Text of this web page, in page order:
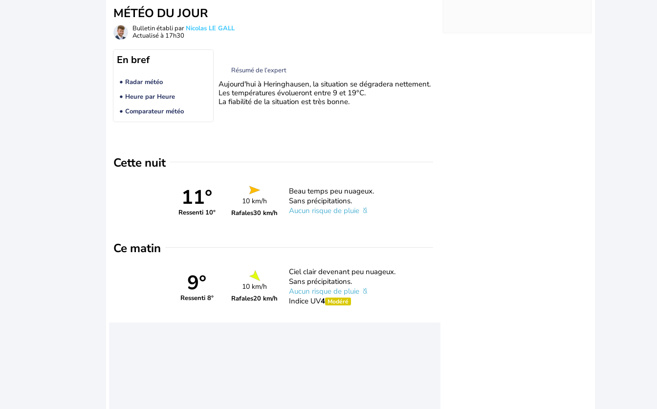
MÉTÉO DU JOUR
Bulletin établi par Nicolas LE GALL
Actualisé à 17h30
En bref
Radar météo
Heure par Heure
Comparateur météo
Résumé de l’expert
Aujourd'hui à Heringhausen, la situation se dégradera nettement.
Les températures évolueront entre 9 et 19°C.
La fiabilité de la situation est très bonne.
Cette nuit
11°
Ressenti 10°
10 km/h
Rafales30 km/h
Beau temps peu nuageux.
Sans précipitations.
Aucun risque de pluie
Ce matin
9°
Ressenti 8°
10 km/h
Rafales20 km/h
Ciel clair devenant peu nuageux.
Sans précipitations.
Aucun risque de pluie
Indice UV4 Modéré